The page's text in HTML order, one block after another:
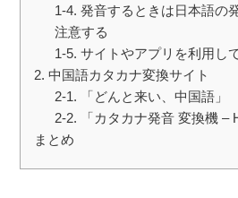
1-4. 発音するときは日本語の
注意する
1-5. サイトやアプリを利用し
2. 中国語カタカナ変換サイト
2-1. 「どんと来い、中国語」
2-2. 「カタカナ発音 変換機 –
まとめ